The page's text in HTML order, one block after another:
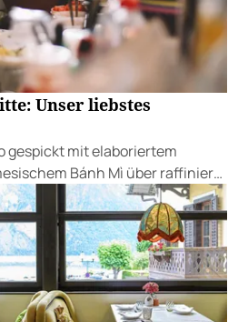
Unser liebstes
gespickt mit elaboriertem
Bánh Mì über raffinierte
Marktküche.